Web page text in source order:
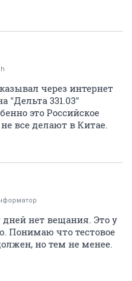
через интернет
"Дельта 331.03"
это Российское
все делают в Китае.
дней нет вещания. Это у
Понимаю что тестовое
но тем не менее.